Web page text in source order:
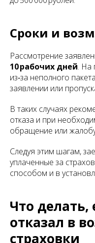
Сроки и
Рассмотрение
10 рабочих дней. На
из‑за неполного
заявлении или
В таких случаях
отказа и при
обращение или
Следуя этим шагам,
уплаченные за
способом и в
Что делать,
отказал в
страховки